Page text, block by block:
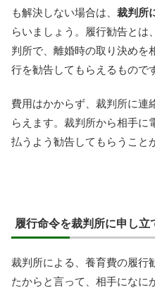
も解決しない場合は、 裁判所
らいましょう。履行勧告とは
判所で、離婚時の取り決めを
行を勧告してもらえるもので
費用はかからず、裁判所に連
らえます。裁判所から相手に
払うよう勧告してもらうこと
履行命令を裁判所に申し立
裁判所による、養育費の履行
たからと言って、相手になに